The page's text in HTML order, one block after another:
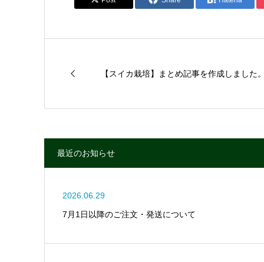
【スイカ栽培】まとめ記事を作成しました
最近のお知らせ
2026.06.29
7月1日以降のご注文・発送について